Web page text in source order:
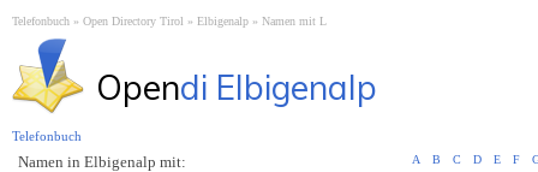
Telefonbuch Open Directory Tirol Elbigenalp Namen mit L
Opendi Elbigenalp
Namen in Elbigenalp mit: A B C D E F
Telefonbuch